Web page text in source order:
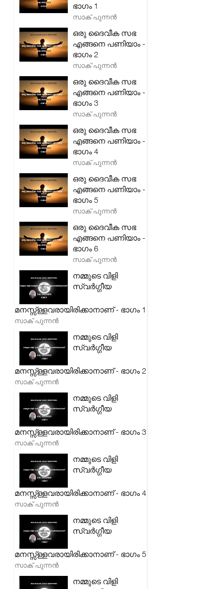
ഭാഗം 1
സാക് പുന്നൻ
ഒരു ദൈവീക സഭ
എങ്ങനെ പണിയാം -
ഭാഗം 2
സാക് പുന്നൻ
ഒരു ദൈവീക സഭ
എങ്ങനെ പണിയാം -
ഭാഗം 3
സാക് പുന്നൻ
ഒരു ദൈവീക സഭ
എങ്ങനെ പണിയാം -
ഭാഗം 4
സാക് പുന്നൻ
ഒരു ദൈവീക സഭ
എങ്ങനെ പണിയാം -
ഭാഗം 5
സാക് പുന്നൻ
ഒരു ദൈവീക സഭ
എങ്ങനെ പണിയാം -
ഭാഗം 6
സാക് പുന്നൻ
നമ്മുടെ വിളി
സ്വർഗ്ഗീയ
മനസ്സ്ള്ളവരായിരിക്കാനാണ് - ഭാഗം 1
സാക് പുന്നൻ
നമ്മുടെ വിളി
സ്വർഗ്ഗീയ
മനസ്സ്ള്ളവരായിരിക്കാനാണ് - ഭാഗം 2
സാക് പുന്നൻ
നമ്മുടെ വിളി
സ്വർഗ്ഗീയ
മനസ്സ്ള്ളവരായിരിക്കാനാണ് - ഭാഗം 3
സാക് പുന്നൻ
നമ്മുടെ വിളി
സ്വർഗ്ഗീയ
മനസ്സ്ള്ളവരായിരിക്കാനാണ് - ഭാഗം 4
സാക് പുന്നൻ
നമ്മുടെ വിളി
സ്വർഗ്ഗീയ
മനസ്സ്ള്ളവരായിരിക്കാനാണ് - ഭാഗം 5
സാക് പുന്നൻ
നമ്മുടെ വിളി